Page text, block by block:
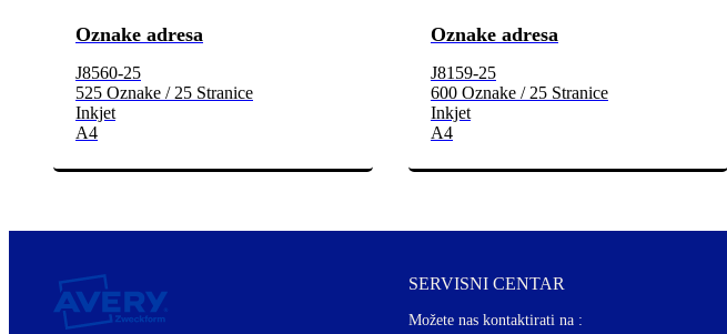
Oznake adresa
J8560-25
525 Oznake / 25 Stranice
Inkjet
A4
Oznake adresa
J8159-25
600 Oznake / 25 Stranice
Inkjet
A4
SERVISNI CENTAR
Možete nas kontaktirati na :